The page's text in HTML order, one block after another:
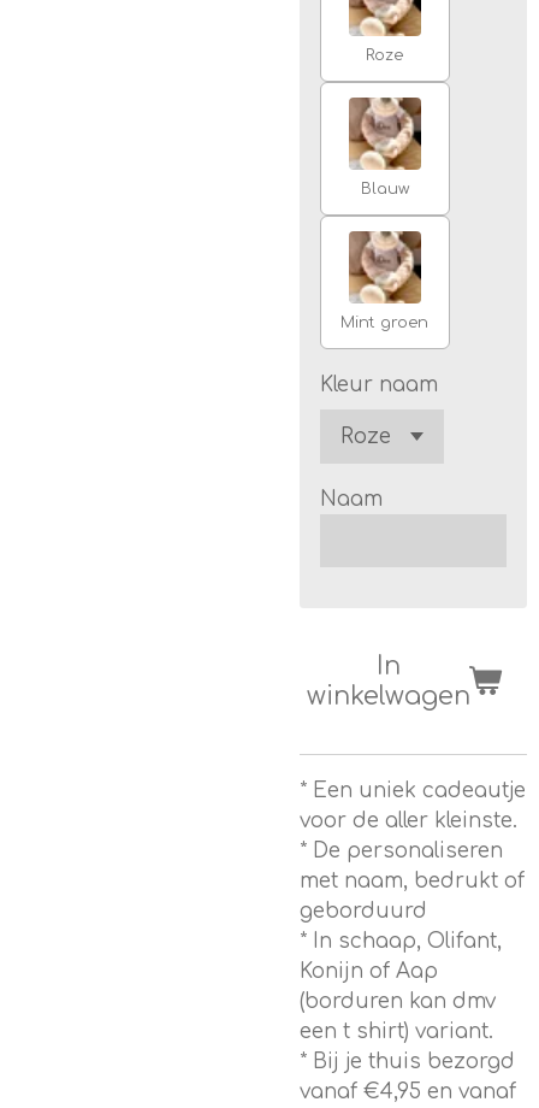
Roze
Blauw
Mint groen
Kleur naam
Naam
In
winkelwagen
* Een uniek cadeautje
voor de aller kleinste.
* De personaliseren
met naam, bedrukt of
geborduurd
* In schaap, Olifant,
Konijn of Aap
(borduren kan dmv
een t shirt) variant.
* Bij je thuis bezorgd
vanaf €4,95 en vanaf